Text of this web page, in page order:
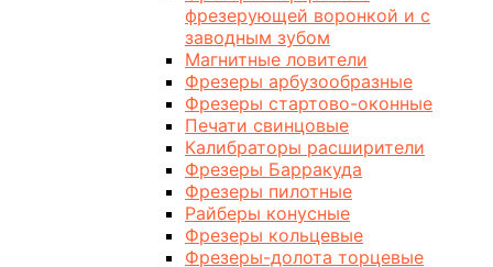
фрезерующей воронкой и с
заводным зубом
Магнитные ловители
Фрезеры арбузообразные
Фрезеры стартово-оконные
Печати свинцовые
Калибраторы расширители
Фрезеры Барракуда
Фрезеры пилотные
Райберы конусные
Фрезеры кольцевые
Фрезеры-долота торцевые